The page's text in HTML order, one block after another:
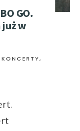
GO.
już w
KONCERTY,